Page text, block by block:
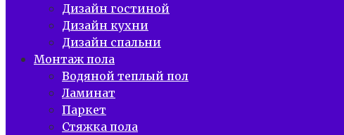
Дизайн гостиной
Дизайн кухни
Дизайн спальни
Монтаж пола
Водяной теплый пол
Ламинат
Паркет
Стяжка пола